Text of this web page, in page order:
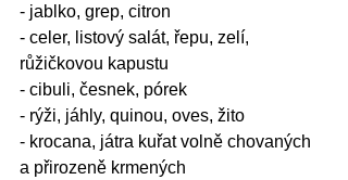
- jablko, grep, citron
- celer, listový salát, řepu, zelí,
růžičkovou kapustu
- cibuli, česnek, pórek
- rýži, jáhly, quinou, oves, žito
- krocana, játra kuřat volně chovaných
a přirozeně krmených